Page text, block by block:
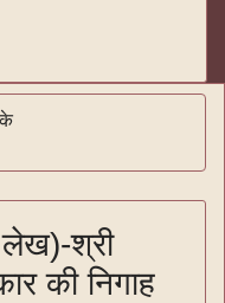
लेख)-श्री
की निगाह